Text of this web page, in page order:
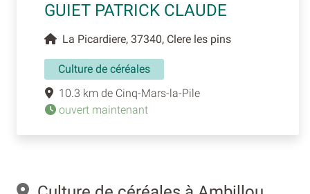
GUIET PATRICK CLAUDE
La Picardiere, 37340, Clere les pins
Culture de céréales
10.3 km de Cinq-Mars-la-Pile
ouvert maintenant